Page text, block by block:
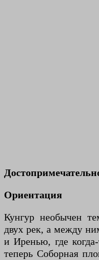
Ориентация
Кунгур необычен
двух рек, а между
и Иренью, где
теперь Соборная